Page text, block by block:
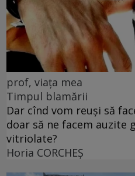
prof, viața mea
Timpul blamării
Dar cînd vom reuși să
doar să ne facem auzite
vitriolate?
Horia CORCHEŞ